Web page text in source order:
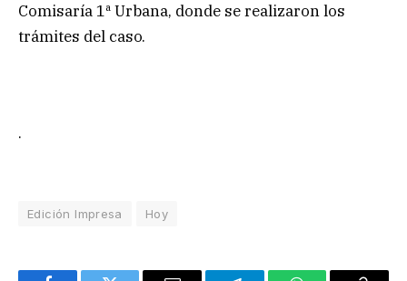
Comisaría 1ª Urbana, donde se realizaron los
trámites del caso.
.
Edición Impresa Hoy